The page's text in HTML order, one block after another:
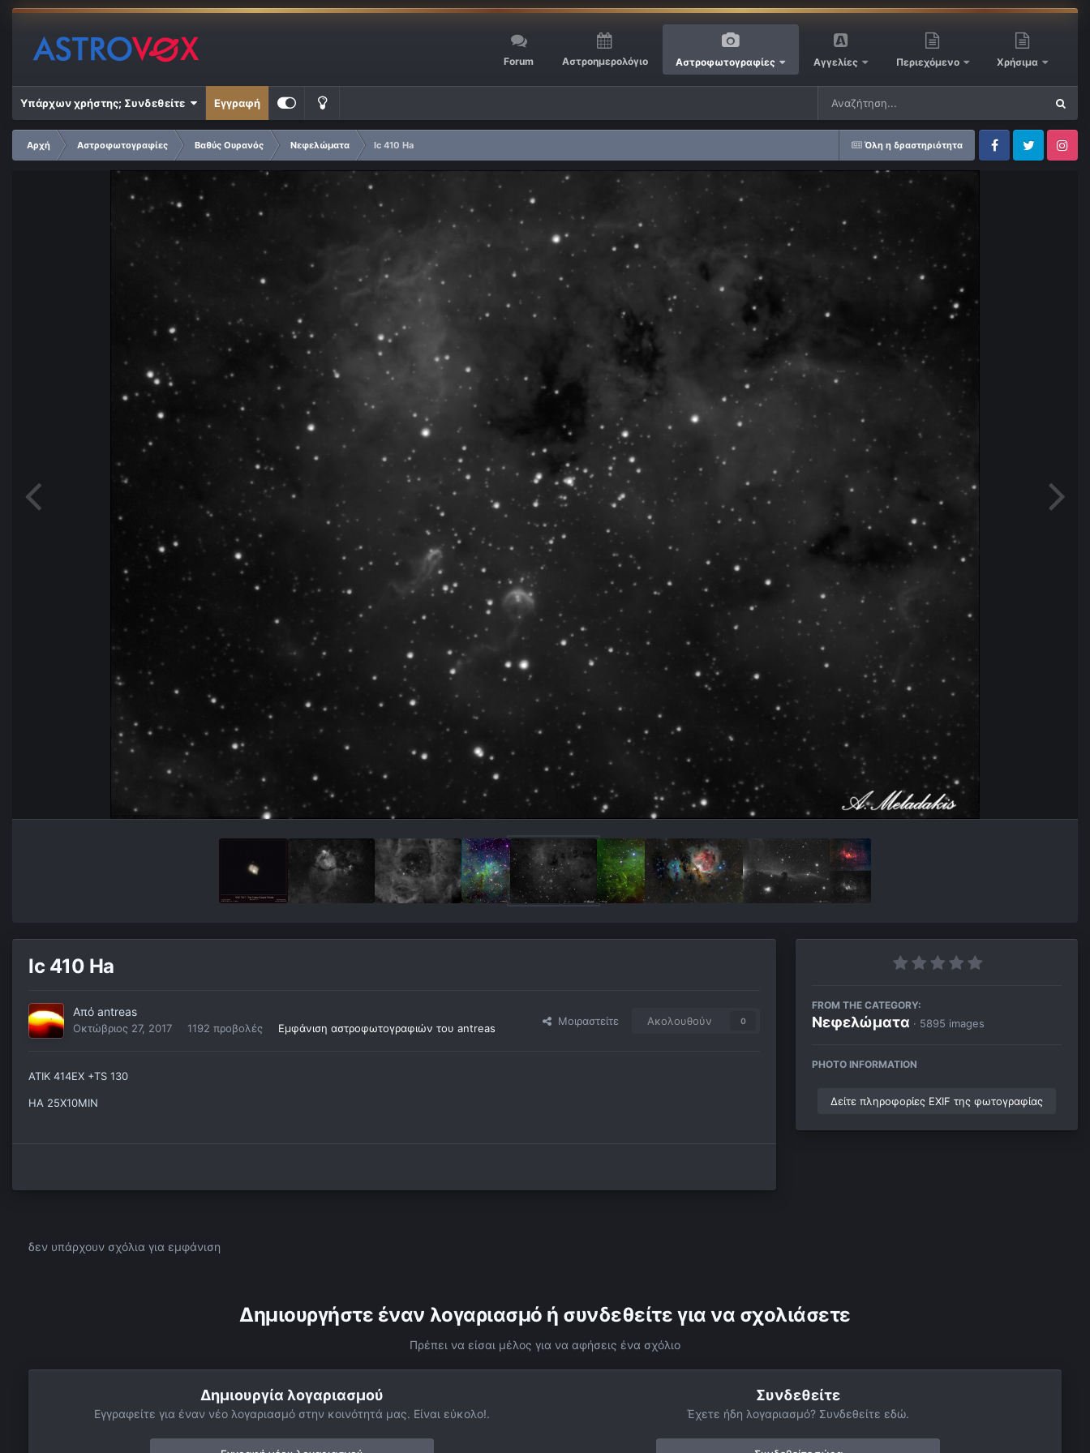
Forum Αστροημερολόγιο Αστροφωτογραφίες Αγγελίες Περιεχόμενο Χρήσιμα
Υπάρχων χρήστης; Συνδεθείτε Εγγραφή
Όλη η δραστηριότητα
Αρχή Αστροφωτογραφίες Βαθύς Ουρανός Νεφελώματα
Ic 410 Ha
FacebookTwitter Instagram
Ic 410 Ha
Από antreas
Οκτώβριος 27, 2017 1192 προβολές Εμφάνιση αστροφωτογραφιών του antreas
Μοιραστείτε Ακολουθούν 0
ATIK 414EX +TS 130
HA 25X10MIN
FROM THE CATEGORY:
Νεφελώματα · 5895 images
PHOTO INFORMATION
Δείτε πληροφορίες EXIF της φωτογραφίας
δεν υπάρχουν σχόλια για εμφάνιση
Δημιουργήστε έναν λογαριασμό ή συνδεθείτε για να σχολιάσετε
Πρέπει να είσαι μέλος για να αφήσεις ένα σχόλιο
Δημιουργία λογαριασμού
Εγγραφείτε για έναν νέο λογαριασμό στην κοινότητά μας. Είναι εύκολο!.
Συνδεθείτε
Έχετε ήδη λογαριασμό? Συνδεθείτε εδώ.